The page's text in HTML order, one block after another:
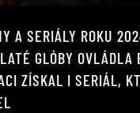
A SERIÁLY ROKU
GLÓBY OVLÁDLA
ZÍSKAL I SERIÁL,